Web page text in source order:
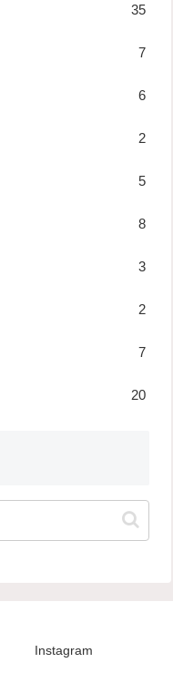
35
7
6
2
5
8
3
2
7
20
Instagram